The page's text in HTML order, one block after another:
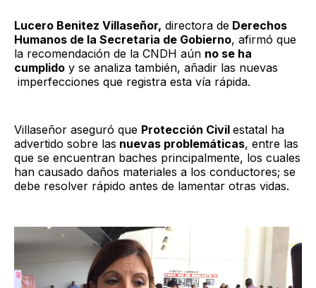
Lucero Benitez Villaseñor, directora de Derechos
Humanos de la Secretaria de Gobierno, afirmó que
la recomendación de la CNDH aún no se ha
cumplido y se analiza también, añadir las nuevas
imperfecciones que registra esta vía rápida.
Villaseñor aseguró que Protección Civil estatal ha
advertido sobre las nuevas problemáticas, entre las
que se encuentran baches principalmente, los cuales
han causado daños materiales a los conductores; se
debe resolver rápido antes de lamentar otras vidas.